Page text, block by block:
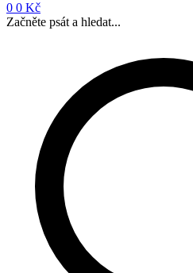
0 0 Kč
Začněte psát a hledat...